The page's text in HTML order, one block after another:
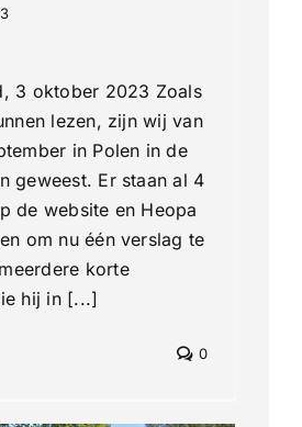
3 oktober 2023 Zoals
lezen, zijn wij van
in Polen in de
geweest. Er staan al 4
de website en Heopa
om nu één verslag te
korte
hij in [...]
0